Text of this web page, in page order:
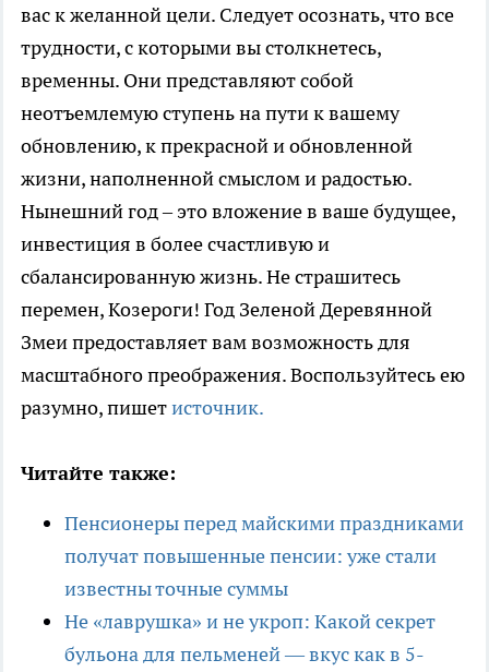
вас к желанной цели. Следует осознать, что все
трудности, с которыми вы столкнетесь,
временны. Они представляют собой
неотъемлемую ступень на пути к вашему
обновлению, к прекрасной и обновленной
жизни, наполненной смыслом и радостью.
Нынешний год – это вложение в ваше будущее,
инвестиция в более счастливую и
сбалансированную жизнь. Не страшитесь
перемен, Козероги! Год Зеленой Деревянной
Змеи предоставляет вам возможность для
масштабного преображения. Воспользуйтесь ею
разумно, пишетисточник.
Читайте также:
Пенсионеры перед майскими праздниками
получат повышенные пенсии: уже стали
известны точные суммы
Не «лаврушка» и не укроп: Какой секрет
бульона для пельменей — вкус как в 5-